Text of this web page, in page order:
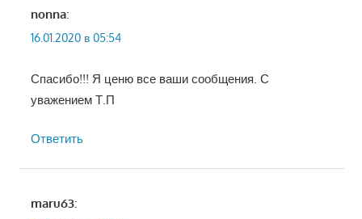
nonna:
16.01.2020 в 05:54
Спасибо!!! Я ценю все ваши сообщения. С
уважением Т.П
Ответить
maru63: